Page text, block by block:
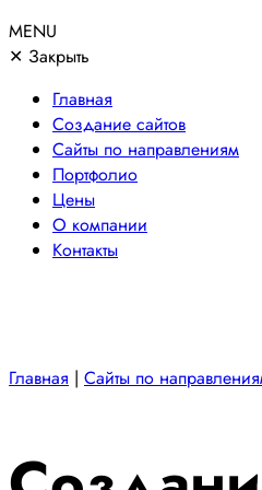
MENU
✕ Закрыть
Главная
Создание сайтов
Сайты по направлениям
Портфолио
Цены
О компании
Контакты
Главная | Сайты по